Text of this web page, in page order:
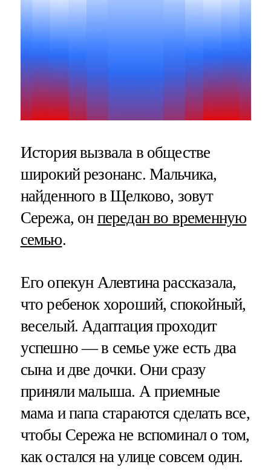
История вызвала в обществе
широкий резонанс. Мальчика,
найденного в Щелково, зовут
Сережа, он передан во временную
семью.
Его опекун Алевтина рассказала,
что ребенок хороший, спокойный,
веселый. Адаптация проходит
успешно — в семье уже есть два
сына и две дочки. Они сразу
приняли малыша. А приемные
мама и папа стараются сделать все,
чтобы Сережа не вспоминал о том,
как остался на улице совсем один.